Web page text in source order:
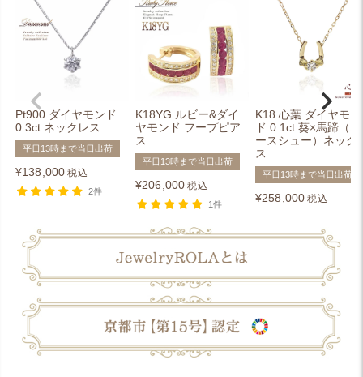
Pt900 ダイヤモンド
0.3ct ネックレス
平日13時まで当日出荷
¥138,000 税込
2件
K18YG ルビー&ダイ
ヤモンド フープピア
ス
平日13時まで当日出荷
¥206,000 税込
1件
K18 心葉 ダイヤモン
ド 0.1ct 葵×馬蹄（ホ
ースシュー）ネック
ス
平日13時まで当日出荷
¥258,000 税込